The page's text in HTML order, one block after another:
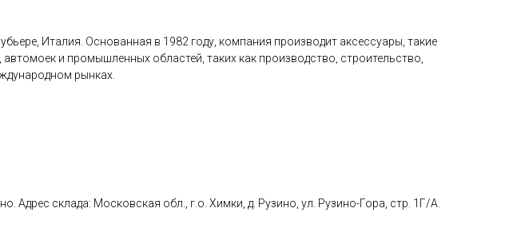
Италия. Основанная в 1982 году, компания производит аксессуары, такие
и промышленных областей, таких как производство, строительство,
рынках.
склада: Московская обл., г.о. Химки, д. Рузино, ул. Рузино-Гора, стр. 1Г/А.